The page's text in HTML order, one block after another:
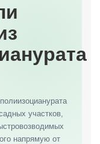
участков,
напрямую от